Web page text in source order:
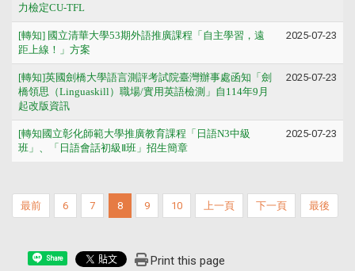
力檢定CU-TFL
[轉知] 國立清華大學53期外語推廣課程「自主學習，遠
距上線！」方案
2025-07-23
[轉知]英國劍橋大學語言測評考試院臺灣辦事處函知「劍
橋領思（Linguaskill）職場/實用英語檢測」自114年9月
起改版資訊
2025-07-23
[轉知國立彰化師範大學推廣教育課程「日語N3中級
班」、「日語會話初級Ⅱ班」招生簡章
2025-07-23
最前 6 7 8 9 10 上一頁 下一頁 最後
Share Print this page